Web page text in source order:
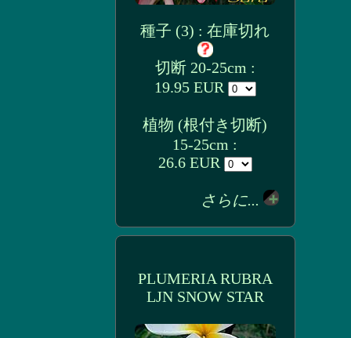
種子 (3) : 在庫切れ
切断 20-25cm :
19.95 EUR
植物 (根付き切断)
15-25cm :
26.6 EUR
さらに...
PLUMERIA RUBRA
LJN SNOW STAR